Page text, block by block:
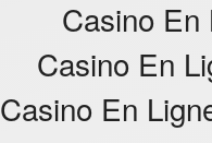
Casino En
Casino En
Casino En